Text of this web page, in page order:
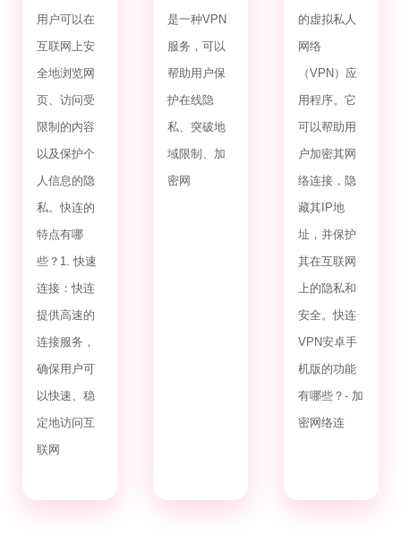
用户可以在
互联网上安
全地浏览网
页、访问受
限制的内容
以及保护个
人信息的隐
私。快连的
特点有哪
些？1. 快速
连接：快连
提供高速的
连接服务，
确保用户可
以快速、稳
定地访问互
联网
是一种VPN
服务，可以
帮助用户保
护在线隐
私、突破地
域限制、加
密网
的虚拟私人
网络
（VPN）应
用程序。它
可以帮助用
户加密其网
络连接，隐
藏其IP地
址，并保护
其在互联网
上的隐私和
安全。快连
VPN安卓手
机版的功能
有哪些？- 加
密网络连